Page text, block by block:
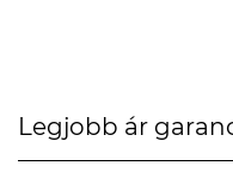
Legjobb ár